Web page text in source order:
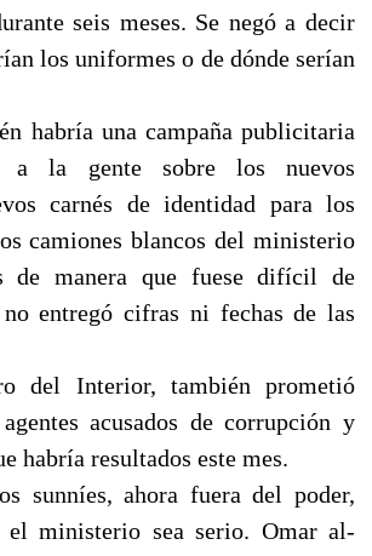
seis meses. Se negó a decir
los uniformes o de dónde serían
habría una campaña publicitaria
a la gente sobre los nuevos
carnés de identidad para los
camiones blancos del ministerio
de manera que fuese difícil de
no entregó cifras ni fechas de las
del Interior, también prometió
acusados de corrupción y
habría resultados este mes.
sunníes, ahora fuera del poder,
el ministerio sea serio. Omar al-